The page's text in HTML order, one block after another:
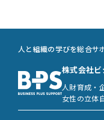
人と組織の学びを総合サ
株式会社
人財育成・
女性の立体